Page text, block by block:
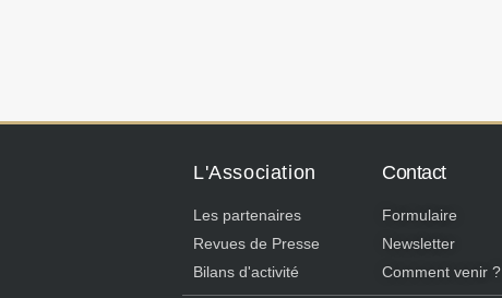
L'Association
Les partenaires
Revues de Presse
Bilans d'activité
Contact
Formulaire
Newsletter
Comment venir ?